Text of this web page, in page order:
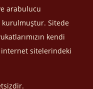
arabulucu
kurulmuştur. Sitede
kendi
internet sitelerindeki